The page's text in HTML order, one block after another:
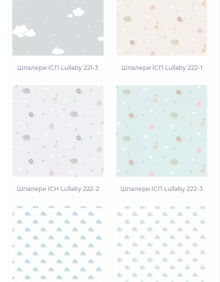
Шпалери ІСП Lullaby 221-3 Шпалери ІСП Lullaby 222-1
Шпалери ІСН Lullaby 222-2 Шпалери ІСП Lullaby 222-3